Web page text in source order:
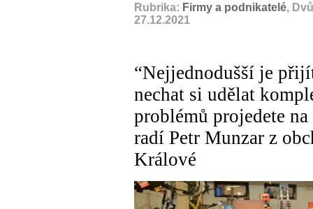
Rubrika: Firmy a podnikatelé,
27.12.2021
“Nejjednodušší je
nechat si udělat
problémů projedete
radí Petr Munzar z
Králové